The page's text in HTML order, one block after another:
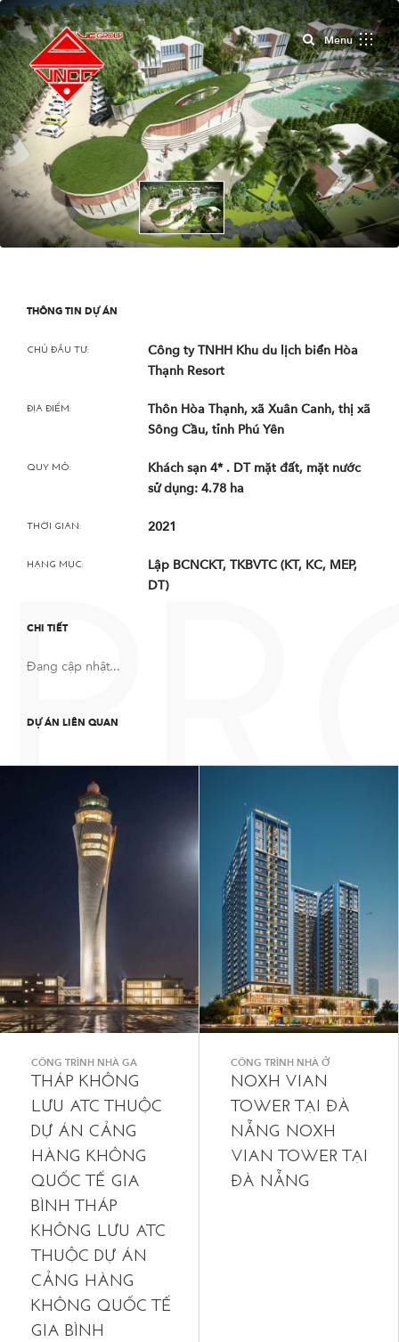
Menu
Close
THÔNG TIN DỰ ÁN
CHỦ ĐẦU TƯ:
Công ty TNHH Khu du lịch biển Hòa
Thạnh Resort
ĐỊA ĐIỂM:
Thôn Hòa Thạnh, xã Xuân Canh, thị xã
Sông Cầu, tỉnh Phú Yên
QUY MÔ:
Khách sạn 4* . DT mặt đất, mặt nước
sử dụng: 4.78 ha
THỜI GIAN: 2021
HẠNG MỤC:
Lập BCNCKT, TKBVTC (KT, KC, MEP,
DT)
CHI TIẾT
Đang cập nhật...
DỰ ÁN LIÊN QUAN
CÔNG TRÌNH NHÀ GA
THÁP KHÔNG
LƯU ATC THUỘC
DỰ ÁN CẢNG
HÀNG KHÔNG
QUỐC TẾ GIA
BÌNH THÁP
KHÔNG LƯU ATC
THUỘC DỰ ÁN
CẢNG HÀNG
KHÔNG QUỐC TẾ
GIA BÌNH
CÔNG TRÌNH NHÀ Ở
NOXH VIAN
TOWER TẠI ĐÀ
NẴNG NOXH
VIAN TOWER TẠI
ĐÀ NẴNG